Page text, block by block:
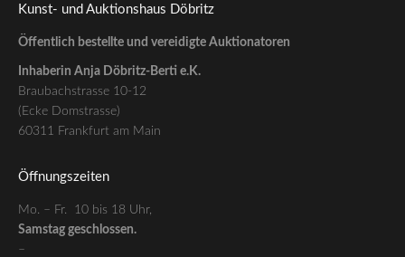
Kunst- und Auktionshaus Döbritz
Öffentlich bestellte und vereidigte Auktionatoren
Inhaberin Anja Döbritz-Berti e.K.
Braubachstrasse 10-12
(Ecke Domstrasse)
60311 Frankfurt am Main
Öffnungszeiten
Mo. – Fr. 10 bis 18 Uhr,
Samstag geschlossen.
–